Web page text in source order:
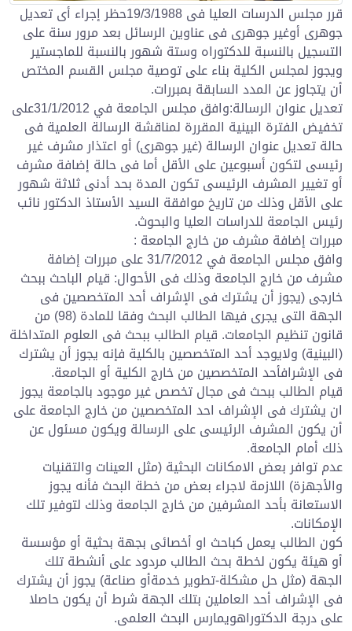
قرر مجلس الدرسات العليا فى 19/3/1988حظر إجراء أى تعديل
جوهرى أوغير جوهرى فى عناوين الرسائل بعد مرور سنة على
التسجيل بالنسبة للدكتوراه وستة شهور بالنسبة للماجستير
ويجوز لمجلس الكلية بناء على توصية مجلس القسم المختص
أن يتجاوز عن المدد السابقة بمبررات.
تعديل عنوان الرسالة:وافق مجلس الجامعة في 31/1/2012على
تخفيض الفترة البينية المقررة لمناقشة الرسالة العلمية فى
حالة تعديل عنوان الرسالة (غير جوهرى) أو اعتذار مشرف غير
رئيسى لتكون أسبوعين على الأقل أما فى حالة إضافة مشرف
أو تغيير المشرف الرئيسى تكون المدة بحد أدنى ثلاثة شهور
على الأقل وذلك من تاريخ موافقة السيد الأستاذ الدكتور نائب
رئيس الجامعة للدراسات العليا والبحوث.
مبررات إضافة مشرف من خارج الجامعة :
وافق مجلس الجامعة في 31/7/2012 على مبررات إضافة
مشرف من خارج الجامعة وذلك فى الأحوال: قيام الباحث ببحث
خارجى (يجوز أن يشترك فى الإشراف أحد المتخصصين فى
الجهة التى يجرى فيها الطالب البحث وفقا للمادة (98) من
قانون تنظيم الجامعات. قيام الطالب ببحث فى العلوم المتداخلة
(البينية) ولايوجد أحد المتخصصين بالكلية فإنه يجوز أن يشترك
فى الإشرافأحد المتخصصين من خارج الكلية أو الجامعة.
قيام الطالب ببحث فى مجال تخصص غير موجود بالجامعة يجوز
ان يشترك فى الإشراف احد المتخصصين من خارج الجامعة على
أن يكون المشرف الرئيسى على الرسالة ويكون مسئول عن
ذلك أمام الجامعة.
عدم توافر بعض الامكانات البحثية (مثل العينات والتقنيات
والأجهزة) اللازمة لاجراء بعض من خطة البحث فأنه يجوز
الاستعانة بأحد المشرفين من خارج الجامعة وذلك لتوفير تلك
الإمكانات.
كون الطالب يعمل كباحث او أخصائى بجهة بحثية أو مؤسسة
أو هيئة يكون لخطة بحث الطالب مردود على أنشطة تلك
الجهة (مثل حل مشكلة-تطوير خدمةأو صناعة) يجوز أن يشترك
فى الإشراف أحد العاملين بتلك الجهة شرط أن يكون حاصلا
على درجة الدكتوراهويمارس البحث العلمى.